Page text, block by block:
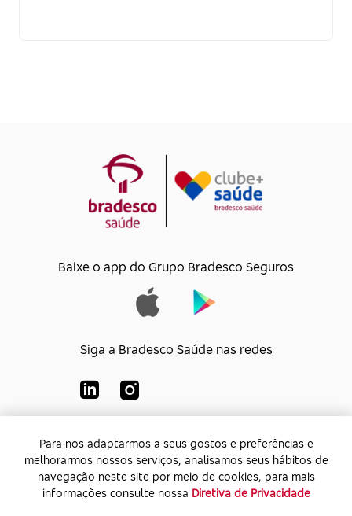
Para nos adaptarmos a seus gostos e preferências e
melhorarmos nossos serviços, analisamos seus hábitos de
navegação neste site por meio de cookies, para mais
informações consulte nossa Diretiva de Privacidade
Baixe o app do Grupo Bradesco Seguros
Siga a Bradesco Saúde nas redes
Bradesco Saúde S/A
CNPJ:92.693.118/0001-60
Endereço:
Av. Rio de Janeiro, 555 - Caju - Rio de
Janeiro - Rio de Janeiro - CEP: 20.931-675
Para nos adaptarmos a seus gostos e preferências e
melhorarmos nossos serviços, analisamos seus hábitos de
navegação neste site por meio de cookies, para mais
informações consulte nossa Diretiva de Privacidade